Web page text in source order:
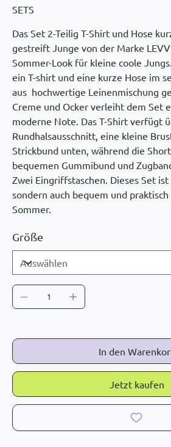
SETS
Das Set 2-Teilig T-Shirt und Hose
gestreift Junge von der Marke
Sommer-Look für kleine coole
ein T-shirt und eine kurze Hose im
aus hochwertige Leinenmischung
Creme und Ocker verleiht dem Set
moderne Note. Das T-Shirt verfügt
Rundhalsausschnitt, eine kleine
Strickbund unten, während die
bequemen Gummibund und
Zwei Eingriffstaschen. Dieses Set
sondern auch bequem und
Sommer.
Größe
In den
Jetzt kaufen